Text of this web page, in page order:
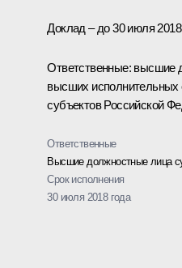
Доклад – до 30 июля 2018
Ответственные: высшие
высших исполнительных
субъектов Российской
Ответственные
Высшие должностные лица
Срок исполнения
30 июля 2018 года